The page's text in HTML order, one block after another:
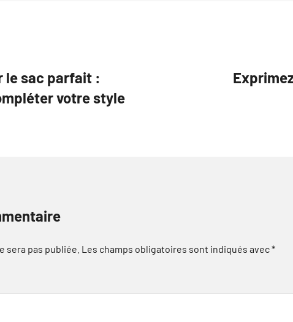
le sac parfait :
votre style
sera pas publiée. Les champs obligatoires sont indiqués avec*